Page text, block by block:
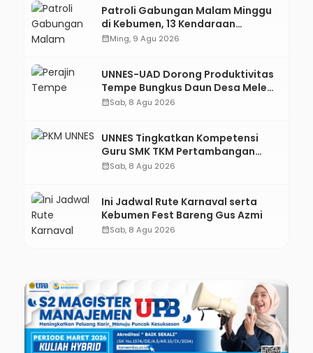
Patroli Gabungan Malam Minggu
di Kebumen, 13 Kendaraan
Terjaring Razia Knalpot Brong
calendar_monthMing, 9 Agu 2026
UNNES-UAD Dorong Produktivitas
Tempe Bungkus Daun Desa Meles,
Bantu Mesin dan Pendampingan
calendar_monthSab, 8 Agu 2026
UNNES Tingkatkan Kompetensi
Guru SMK TKM Pertambangan
Kebumen melalui Desain Green
calendar_monthSab, 8 Agu 2026
Ini Jadwal Rute Karnaval serta
Kebumen Fest Bareng Gus Azmi
calendar_monthSab, 8 Agu 2026